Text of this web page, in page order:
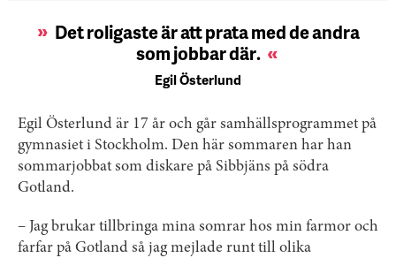
Det roligaste är att prata med de andra
som jobbar där.
Egil Österlund
Egil Österlund är 17 år och går samhällsprogrammet på
gymnasiet i Stockholm. Den här sommaren har han
sommarjobbat som diskare på Sibbjäns på södra
Gotland.
– Jag brukar tillbringa mina somrar hos min farmor och
farfar på Gotland så jag mejlade runt till olika